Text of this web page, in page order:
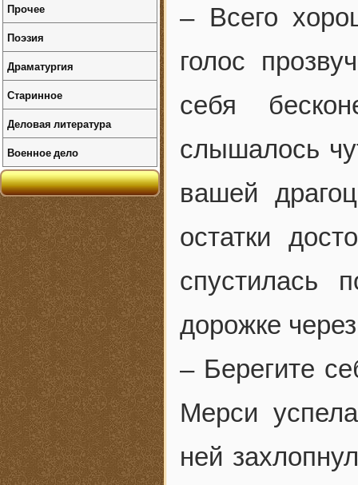
– Всего
голос
себя
слышалось
вашей
остатки
спустилась
дорожке
– Берегите
Мерси
ней
Прочее
Поэзия
Драматургия
Старинное
Деловая литература
Военное дело